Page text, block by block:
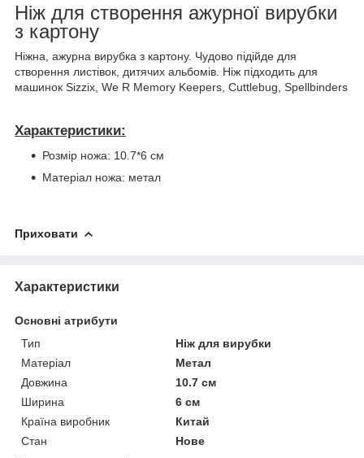
Ніж для створення ажурної вирубки
з картону
Ніжна, ажурна вирубка з картону. Чудово підійде для
створення листівок, дитячих альбомів. Ніж підходить для
машинок Sizzix, We R Memory Keepers, Cuttlebug, Spellbinders
Характеристики:
Розмір ножа: 10.7*6 см
Матеріал ножа: метал
Приховати
Характеристики
Основні атрибути
Тип
Ніж для вирубки
Матеріал
Метал
Довжина
10.7 см
Ширина
6 см
Країна виробник
Китай
Стан
Нове